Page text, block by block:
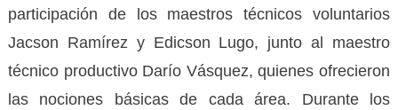
participación de los maestros técnicos voluntarios
Jacson Ramírez y Edicson Lugo, junto al maestro
técnico productivo Darío Vásquez, quienes ofrecieron
las nociones básicas de cada área. Durante los